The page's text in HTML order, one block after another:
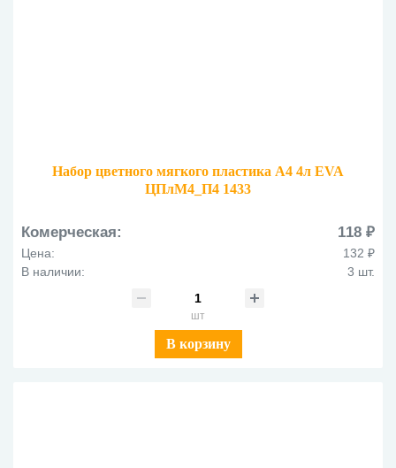
Набор цветного мягкого пластика А4 4л ЕVA
ЦПлМ4_П4 1433
Комерческая: 118 ₽
Цена:
132 ₽
В наличии:
3 шт.
шт
В корзину